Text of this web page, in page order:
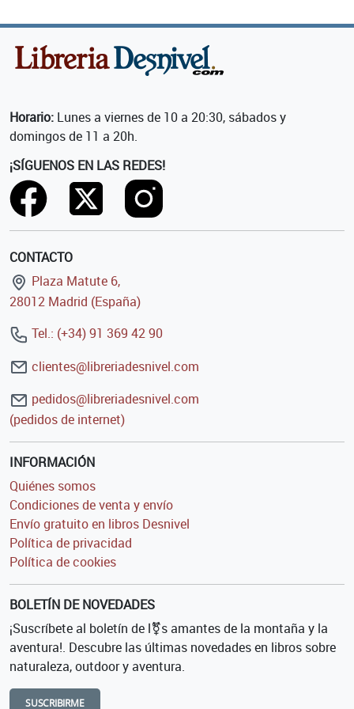
Horario: Lunes a viernes de 10 a 20:30, sábados y
domingos de 11 a 20h.
¡SÍGUENOS EN LAS REDES!
CONTACTO
Plaza Matute 6,
28012 Madrid (España)
Tel.: (+34) 91 369 42 90
clientes@libreriadesnivel.com
pedidos@libreriadesnivel.com
(pedidos de internet)
INFORMACIÓN
Quiénes somos
Condiciones de venta y envío
Envío gratuito en libros Desnivel
Política de privacidad
Política de cookies
BOLETÍN DE NOVEDADES
¡Suscríbete al boletín de l⚧s amantes de la montaña y la
aventura!. Descubre las últimas novedades en libros sobre
naturaleza, outdoor y aventura.
SUSCRIBIRME